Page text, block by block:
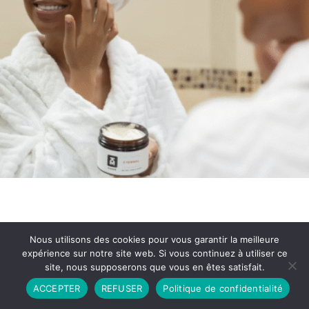
Partenariat Contact
Politique de Confidentialité
CGU
Copyright © 2026 - Propulsé par DIEUDUDIABLE
Nous utilisons des cookies pour vous garantir la meilleure
expérience sur notre site web. Si vous continuez à utiliser ce
site, nous supposerons que vous en êtes satisfait.
ACCEPTER
REFUSER Politique de confidentialité